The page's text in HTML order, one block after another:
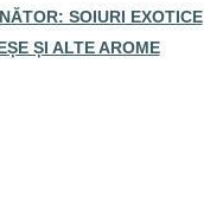
SOIURI EXOTICE
ȘI ALTE AROME